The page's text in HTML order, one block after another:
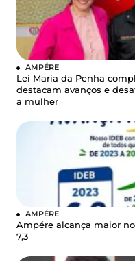
AMPÉRE
Lei Maria da Penha
destacam avanços e
a mulher
AMPÉRE
Ampére alcança maior
7,3